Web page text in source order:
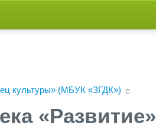
культуры» (МБУК «ЗГДК»)
«Развитие»